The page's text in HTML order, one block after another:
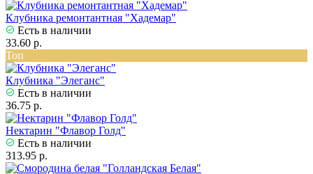
Клубника ремонтантная "Хадемар"
Есть в наличии
33.60 р.
Топ
Клубника "Элеганс"
Есть в наличии
36.75 р.
Нектарин "Флавор Голд"
Есть в наличии
313.95 р.